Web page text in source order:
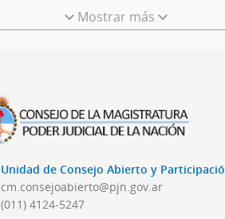
Mostrar más
Unidad de Consejo Abierto y
cm.consejoabierto@pjn.gov.ar
(011) 4124-5247